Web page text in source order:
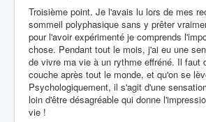
Troisième point. Je l'avais lu lors de mes
sommeil polyphasique sans y prêter
pour l'avoir expérimenté je comprends
chose. Pendant tout le mois, j'ai eu une
de vivre ma vie à un rythme effréné. Il faut
couche après tout le monde, et qu'on se
Psychologiquement, il s'agit d'une
loin d'être désagréable qui donne
vie !